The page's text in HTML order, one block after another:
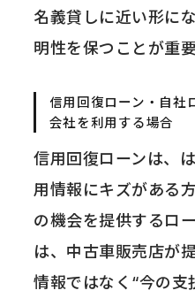
名義貸しに近い形に
明性を保つことが重要
信用回復ローン・自社
会社を利用する場合
信用回復ローンは、
用情報にキズがある
の機会を提供するロ
は、中古車販売店が
情報ではなく“今の支